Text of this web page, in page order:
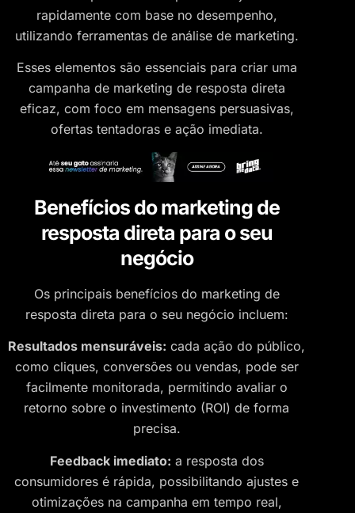
rapidamente com base no desempenho,
utilizando ferramentas de análise de marketing.
Esses elementos são essenciais para criar uma
campanha de marketing de resposta direta
eficaz, com foco em mensagens persuasivas,
ofertas tentadoras e ação imediata.
Benefícios do marketing de
resposta direta para o seu
negócio
​Os principais benefícios do marketing de
resposta direta para o seu negócio incluem:
Resultados mensuráveis: cada ação do público,
como cliques, conversões ou vendas, pode ser
facilmente monitorada, permitindo avaliar o
retorno sobre o investimento (ROI) de forma
precisa.
Feedback imediato: a resposta dos
consumidores é rápida, possibilitando ajustes e
otimizações na campanha em tempo real,